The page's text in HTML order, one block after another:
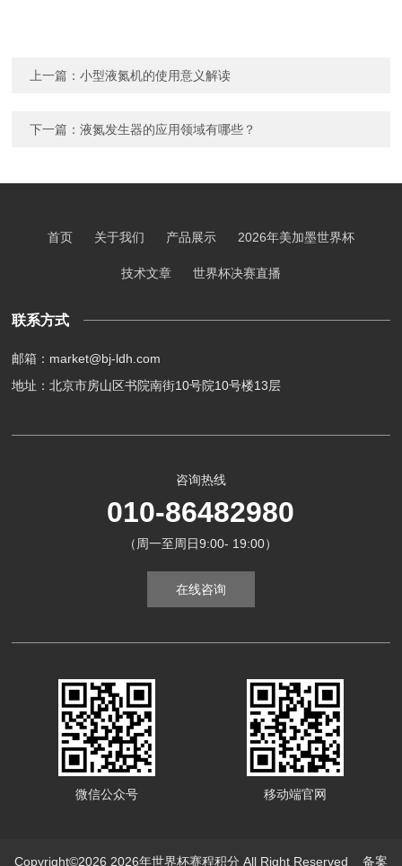
上一篇：小型液氮机的使用意义解读
下一篇：液氮发生器的应用领域有哪些？
首页 关于我们 产品展示 2026年美加墨世界杯
技术文章 世界杯决赛直播
联系方式
邮箱：market@bj-ldh.com
地址：北京市房山区书院南街10号院10号楼13层
咨询热线
010-86482980
（周一至周日9:00- 19:00）
在线咨询
微信公众号 移动端官网
Copyright©2026 2026年世界杯赛程积分 All Right Reserved 备案